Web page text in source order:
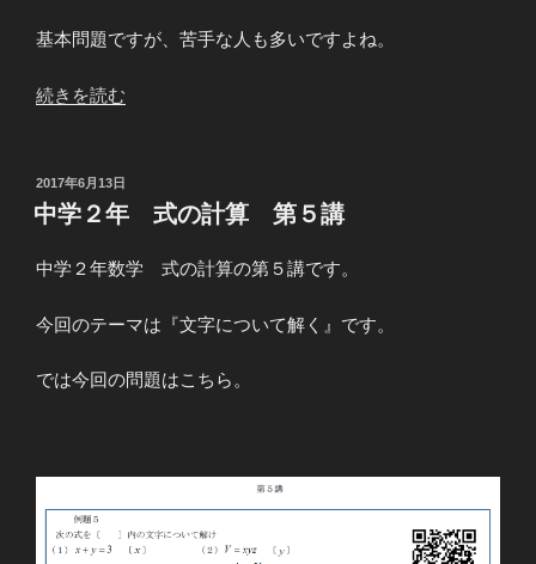
基本問題ですが、苦手な人も多いですよね。
“文
つ
い
解
①”
続きを読む
投
稿
日:
2017年6月13日
中学２年 式の計算 第５講
中学２年数学 式の計算の第５講です。
今回のテーマは『文字について解く』です。
では今回の問題はこちら。